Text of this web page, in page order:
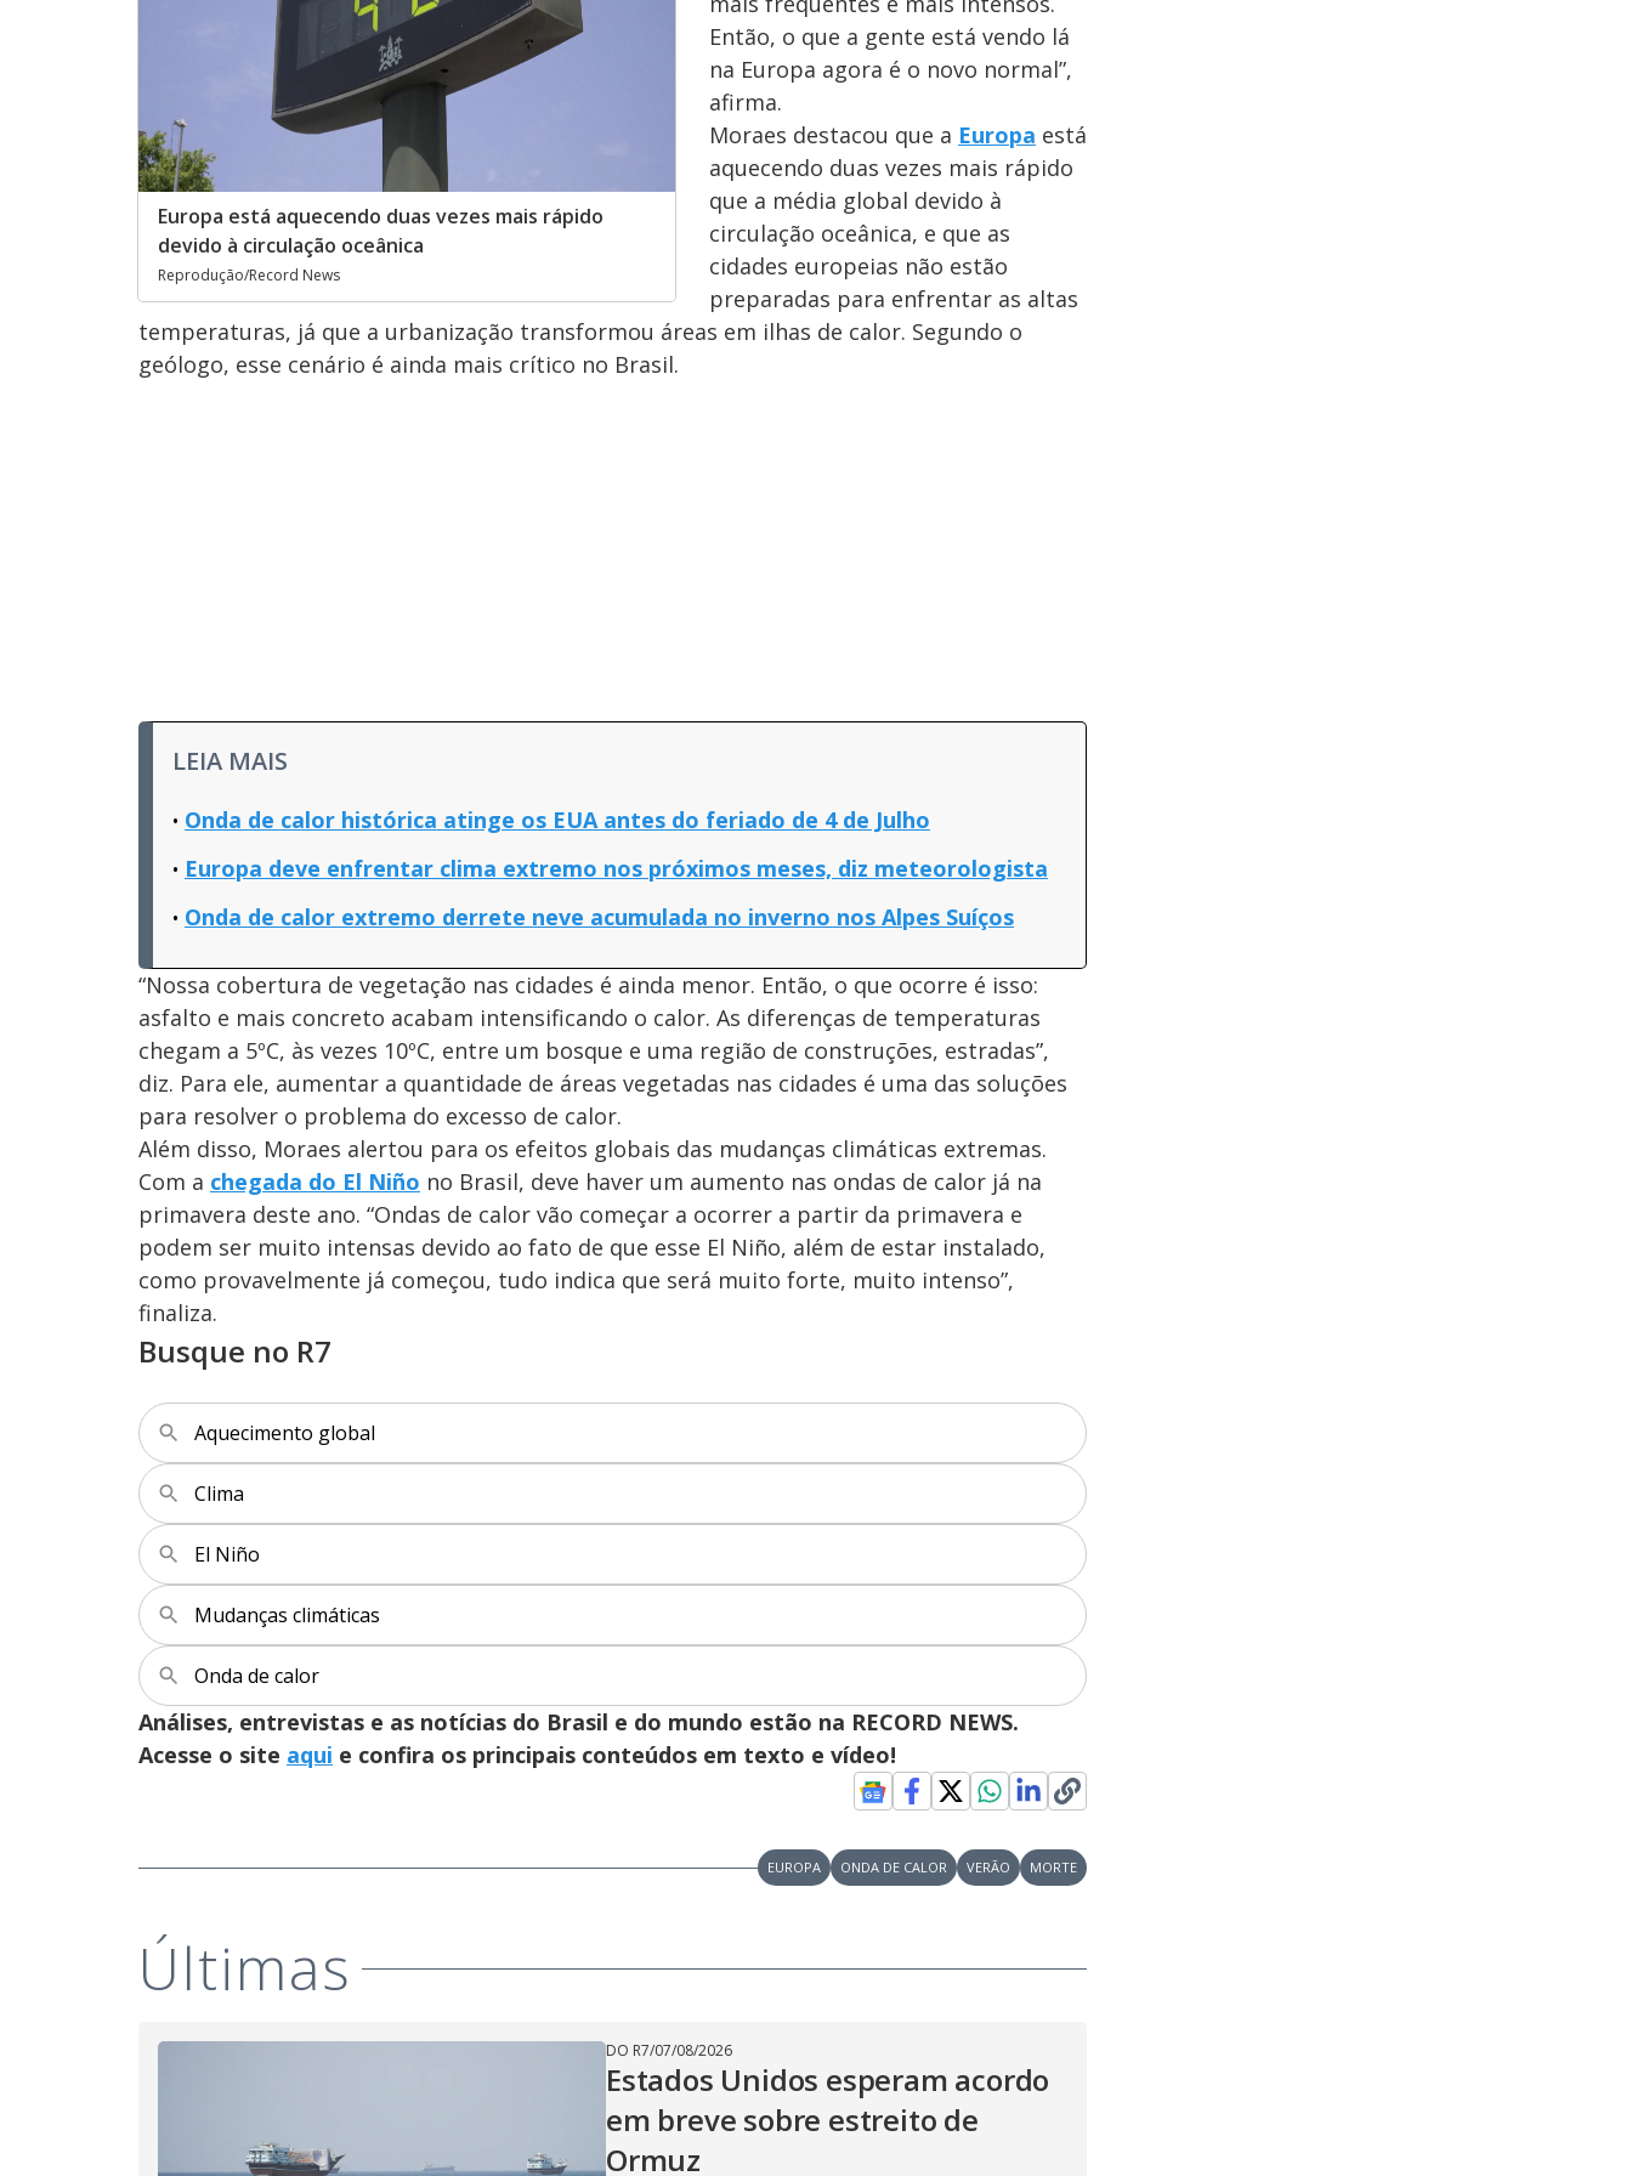
Europa está aquecendo duas vezes mais rápido
devido à circulação oceânica
Reprodução/Record News
Então, o que a gente está vendo lá
na Europa agora é o novo normal”,
afirma.
Moraes destacou que a Europa está
aquecendo duas vezes mais rápido
que a média global devido à
circulação oceânica, e que as
cidades europeias não estão
preparadas para enfrentar as altas
temperaturas, já que a urbanização transformou áreas em ilhas de calor. Segundo o
geólogo, esse cenário é ainda mais crítico no Brasil.
LEIA MAIS
Onda de calor histórica atinge os EUA antes do feriado de 4 de Julho
Europa deve enfrentar clima extremo nos próximos meses, diz meteorologista
Onda de calor extremo derrete neve acumulada no inverno nos Alpes Suíços
“Nossa cobertura de vegetação nas cidades é ainda menor. Então, o que ocorre é isso:
asfalto e mais concreto acabam intensificando o calor. As diferenças de temperaturas
chegam a 5ºC, às vezes 10ºC, entre um bosque e uma região de construções, estradas”,
diz. Para ele, aumentar a quantidade de áreas vegetadas nas cidades é uma das soluções
para resolver o problema do excesso de calor.
Além disso, Moraes alertou para os efeitos globais das mudanças climáticas extremas.
Com a chegada do El Niño no Brasil, deve haver um aumento nas ondas de calor já na
primavera deste ano. “Ondas de calor vão começar a ocorrer a partir da primavera e
podem ser muito intensas devido ao fato de que esse El Niño, além de estar instalado,
como provavelmente já começou, tudo indica que será muito forte, muito intenso”,
finaliza.
Busque no R7
Aquecimento global
Clima
El Niño
Mudanças climáticas
Onda de calor
Análises, entrevistas e as notícias do Brasil e do mundo estão na RECORD NEWS.
Acesse o site aqui e confira os principais conteúdos em texto e vídeo!
EUROPA ONDA DE CALOR VERÃO MORTE
Últimas
DO R7/07/08/2026
Estados Unidos esperam acordo
em breve sobre estreito de
Ormuz